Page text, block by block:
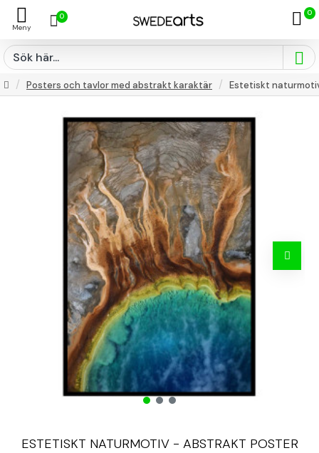
0 0
Posters och tavlor med abstrakt karaktär Estetiskt
ESTETISKT NATURMOTIV - ABSTRAKT POSTER